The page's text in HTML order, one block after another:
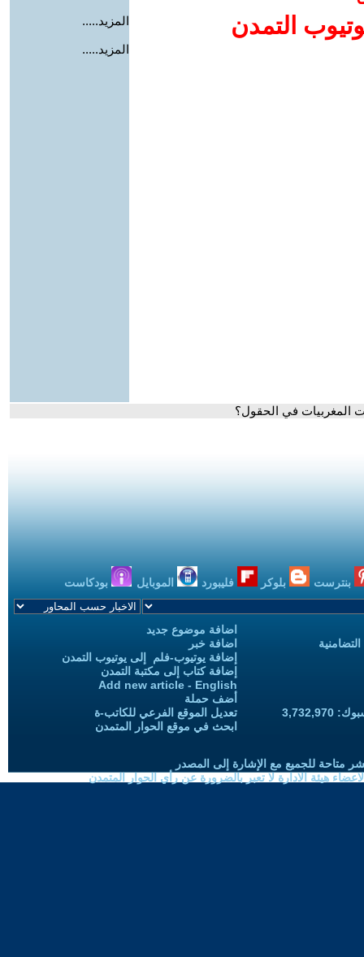
التمدن
المزيد.....
المزيد.....
المغربيات في الحقول؟
بنترست بلوكر فليبورد الموبايل بودكاست
اضافة موضوع جديد
اضافة خبر
إضافة يوتيوب-فلم إلى يوتيوب التمدن
إضافة كتاب إلى مكتبة التمدن
Add new article - English
أضف حملة
تعديل الموقع الفرعي للكاتب-ة
ابحث في موقع الحوار المتمدن
متاحة للجميع مع الإشارة إلى المصدر
هيئة الادارة لا تعبر بالضرورة عن رأي الحوار المتمدن